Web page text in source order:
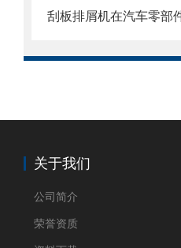
关于我们
公司简介
荣誉资质